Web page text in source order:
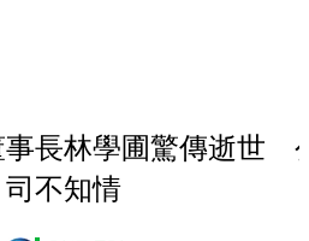
事長林學圃驚傳逝世
司不知情